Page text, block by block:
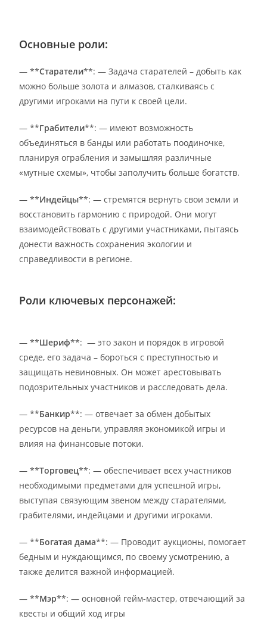
Основные роли:
— **Старатели**: — Задача старателей – добыть как
можно больше золота и алмазов, сталкиваясь с
другими игроками на пути к своей цели.
— **Грабители**: — имеют возможность
объединяться в банды или работать поодиночке,
планируя ограбления и замышляя различные
«мутные схемы», чтобы заполучить больше богатств.
— **Индейцы**: — стремятся вернуть свои земли и
восстановить гармонию с природой. Они могут
взаимодействовать с другими участниками, пытаясь
донести важность сохранения экологии и
справедливости в регионе.
Роли ключевых персонажей:
— **Шериф**: — это закон и порядок в игровой
среде, его задача – бороться с преступностью и
защищать невиновных. Он может арестовывать
подозрительных участников и расследовать дела.
— **Банкир**: — отвечает за обмен добытых
ресурсов на деньги, управляя экономикой игры и
влияя на финансовые потоки.
— **Торговец**: — обеспечивает всех участников
необходимыми предметами для успешной игры,
выступая связующим звеном между старателями,
грабителями, индейцами и другими игроками.
— **Богатая дама**: — Проводит аукционы, помогает
бедным и нуждающимся, по своему усмотрению, а
также делится важной информацией.
— **Мэр**: — основной гейм-мастер, отвечающий за
квесты и общий ход игры